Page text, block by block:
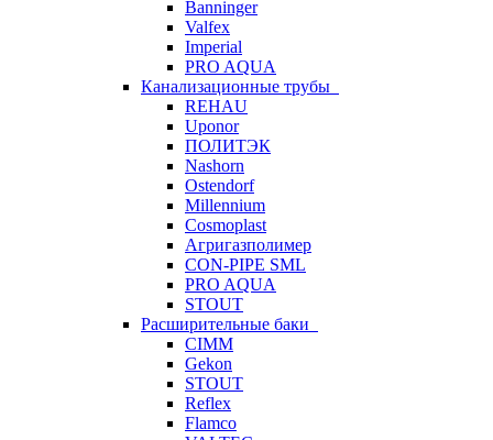
Banninger
Valfex
Imperial
PRO AQUA
Канализационные трубы
REHAU
Uponor
ПОЛИТЭК
Nashorn
Ostendorf
Millennium
Cosmoplast
Агригазполимер
CON-PIPE SML
PRO AQUA
STOUT
Расширительные баки
CIMM
Gekon
STOUT
Reflex
Flamco